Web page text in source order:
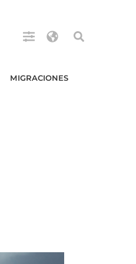
MIGRACIONES